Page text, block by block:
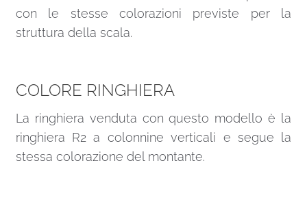
con le stesse colorazioni previste per la
struttura della scala.
COLORE RINGHIERA
La ringhiera venduta con questo modello è la
ringhiera R2 a colonnine verticali e segue la
stessa colorazione del montante.